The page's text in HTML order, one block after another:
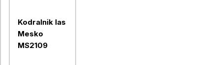
Kodralnik las
Mesko
MS2109